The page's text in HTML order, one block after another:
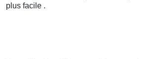
plus facile .